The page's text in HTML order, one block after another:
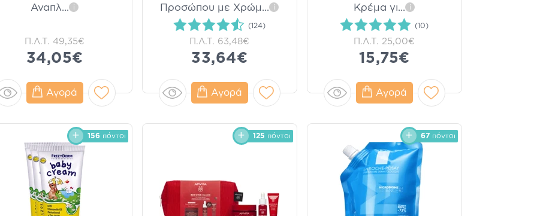
Αναπλ... i
Π.Λ.Τ. 49,35€
34,05€
Αγορά
Προσώπου με Χρώμ... i
(124)
Π.Λ.Τ. 63,48€
33,64€
Αγορά
Κρέμα γι... i
(10)
Π.Λ.Τ.25,00€
15,75€
Αγορά
156πόντοι 125 πόντοι 67πόντοι